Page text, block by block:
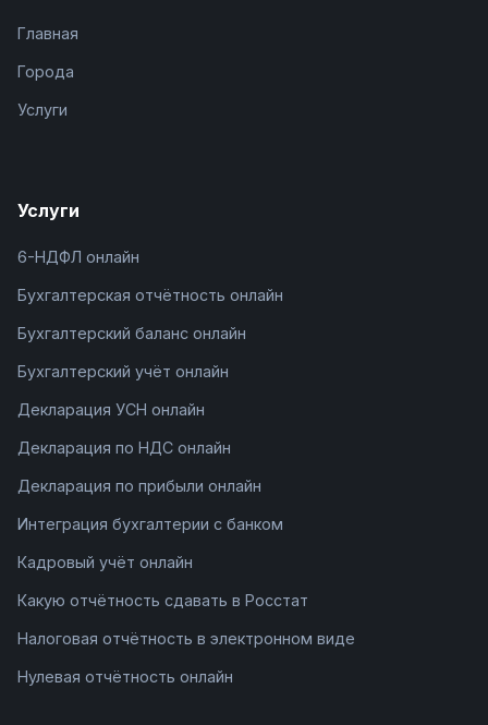
Главная
Города
Услуги
Услуги
6-НДФЛ онлайн
Бухгалтерская отчётность онлайн
Бухгалтерский баланс онлайн
Бухгалтерский учёт онлайн
Декларация УСН онлайн
Декларация по НДС онлайн
Декларация по прибыли онлайн
Интеграция бухгалтерии с банком
Кадровый учёт онлайн
Какую отчётность сдавать в Росстат
Налоговая отчётность в электронном виде
Нулевая отчётность онлайн